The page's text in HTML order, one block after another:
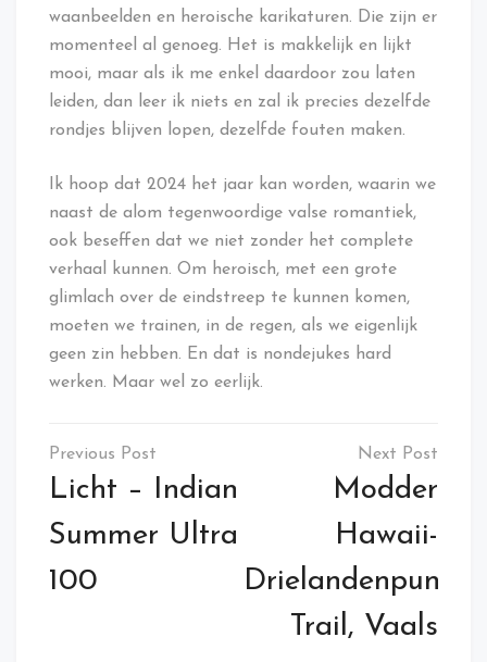
waanbeelden en heroische karikaturen. Die zijn er
momenteel al genoeg. Het is makkelijk en lijkt
mooi, maar als ik me enkel daardoor zou laten
leiden, dan leer ik niets en zal ik precies dezelfde
rondjes blijven lopen, dezelfde fouten maken.
Ik hoop dat 2024 het jaar kan worden, waarin we
naast de alom tegenwoordige valse romantiek,
ook beseffen dat we niet zonder het complete
verhaal kunnen. Om heroisch, met een grote
glimlach over de eindstreep te kunnen komen,
moeten we trainen, in de regen, als we eigenlijk
geen zin hebben. En dat is nondejukes hard
werken. Maar wel zo eerlijk.
Post
navigation
Licht – Indian
Summer Ultra
100
Modder
Hawaii-
Drielandenpunt
Trail, Vaals